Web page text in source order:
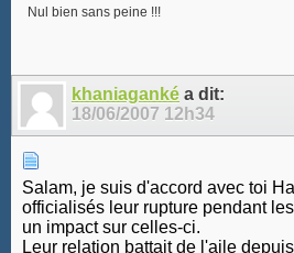
Nul bien sans peine !!!
khaniaganké a dit:
18/06/2007 12h34
Salam, je suis d'accord avec toi
officialisés leur rupture pendant
un impact sur celles-ci.
Leur relation battait de l'aile